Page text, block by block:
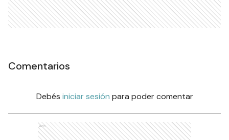
Comentarios
Debés iniciar sesión para poder comentar
Ads